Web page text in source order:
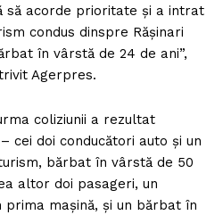
să acorde prioritate şi a intrat
condus dinspre Răşinari
în vârstă de 24 de ani”,
Agerpres.
coliziunii a rezultat
cei doi conducători auto şi un
bărbat în vârstă de 50
altor doi pasageri, un
prima maşină, şi un bărbat în